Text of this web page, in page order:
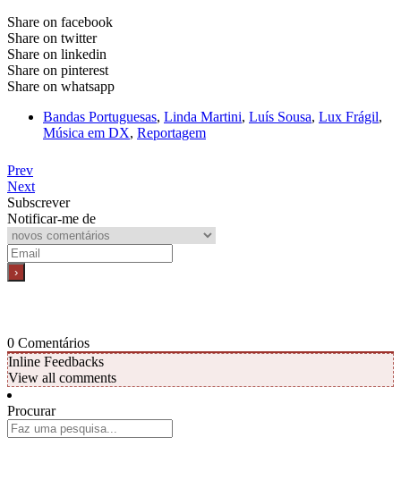
Share on facebook
Share on twitter
Share on linkedin
Share on pinterest
Share on whatsapp
Bandas Portuguesas, Linda Martini, Luís Sousa, Lux Frágil,
Música em DX, Reportagem
Prev
Next
Subscrever
Notificar-me de
0 Comentários
Inline Feedbacks
View all comments
Procurar